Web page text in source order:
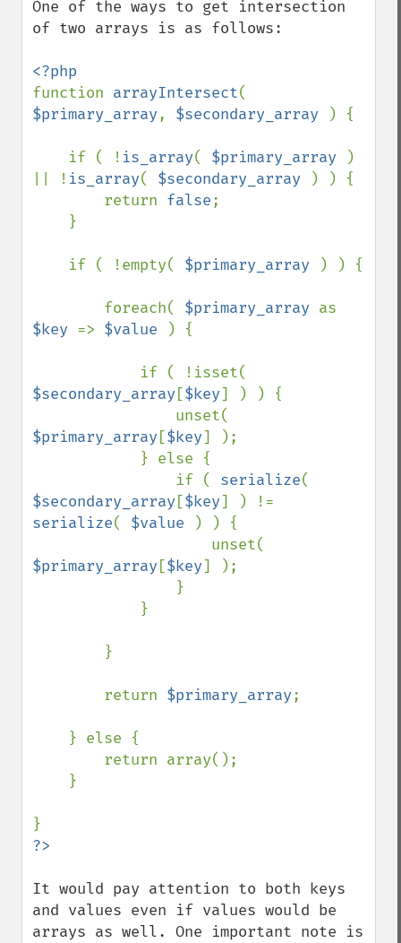
One of the ways to get intersection
of two arrays is as follows:
function arrayIntersect
$primary_array, $secondary_array ) {
    if ( !
is_array( $primary_array
)
|| ! is_array( $secondary_array
) ) {
        return
false;
    if ( !empty(
$primary_array ) ) {
        foreach(
$primary_array
$key => $value ) {
$secondary_array [$key] ) ) {
$primary_array [$key] );
                if (
serialize
$secondary_array [$key
serialize( $value
) ) {
$primary_array [$key] );
        return
$primary_array;
It would pay attention to both keys
and values even if values would be
arrays as well. One important note is